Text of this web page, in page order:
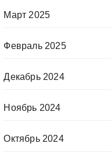
Март 2025
Февраль 2025
Декабрь 2024
Ноябрь 2024
Октябрь 2024